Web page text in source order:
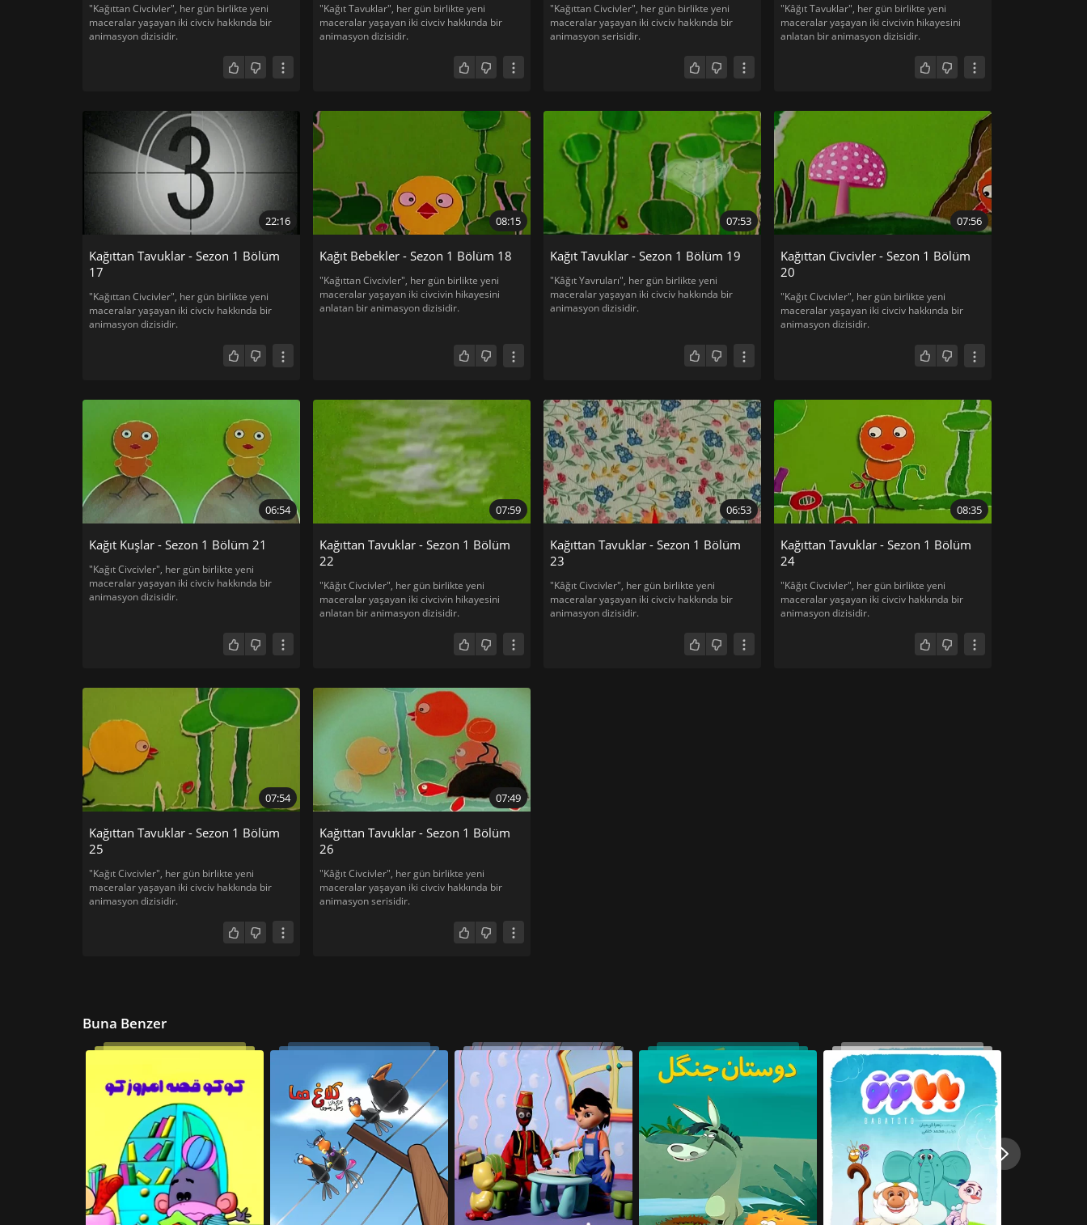
"Kağıttan Civcivler", her gün birlikte yeni
maceralar yaşayan iki civciv hakkında bir
animasyon dizisidir.
"Kağıt Tavuklar", her gün birlikte yeni
maceralar yaşayan iki civciv hakkında bir
animasyon dizisidir.
"Kağıttan Civcivler", her gün birlikte yeni
maceralar yaşayan iki civciv hakkında bir
animasyon serisidir.
"Kâğıt Tavuklar", her gün birlikte yeni
maceralar yaşayan iki civcivin hikayesini
anlatan bir animasyon dizisidir.
22:16
Kağıttan Tavuklar - Sezon 1 Bölüm
17
"Kağıttan Civcivler", her gün birlikte yeni
maceralar yaşayan iki civciv hakkında bir
animasyon dizisidir.
08:15
Kağıt Bebekler - Sezon 1 Bölüm 18
"Kağıttan Civcivler", her gün birlikte yeni
maceralar yaşayan iki civcivin hikayesini
anlatan bir animasyon dizisidir.
07:53
Kağıt Tavuklar - Sezon 1 Bölüm 19
"Kâğıt Yavruları", her gün birlikte yeni
maceralar yaşayan iki civciv hakkında bir
animasyon dizisidir.
07:56
Kağıttan Civcivler - Sezon 1 Bölüm
20
"Kağıt Civcivler", her gün birlikte yeni
maceralar yaşayan iki civciv hakkında bir
animasyon dizisidir.
06:54
Kağıt Kuşlar - Sezon 1 Bölüm 21
"Kağıt Civcivler", her gün birlikte yeni
maceralar yaşayan iki civciv hakkında bir
animasyon dizisidir.
07:59
Kağıttan Tavuklar - Sezon 1 Bölüm
22
"Kâğıt Civcivler", her gün birlikte yeni
maceralar yaşayan iki civcivin hikayesini
anlatan bir animasyon dizisidir.
06:53
Kağıttan Tavuklar - Sezon 1 Bölüm
23
"Kâğıt Civcivler", her gün birlikte yeni
maceralar yaşayan iki civciv hakkında bir
animasyon dizisidir.
08:35
Kağıttan Tavuklar - Sezon 1 Bölüm
24
"Kâğıt Civcivler", her gün birlikte yeni
maceralar yaşayan iki civciv hakkında bir
animasyon dizisidir.
07:54
Kağıttan Tavuklar - Sezon 1 Bölüm
25
"Kağıt Civcivler", her gün birlikte yeni
maceralar yaşayan iki civciv hakkında bir
animasyon dizisidir.
07:49
Kağıttan Tavuklar - Sezon 1 Bölüm
26
"Kâğıt Civcivler", her gün birlikte yeni
maceralar yaşayan iki civciv hakkında bir
animasyon serisidir.
Buna Benzer